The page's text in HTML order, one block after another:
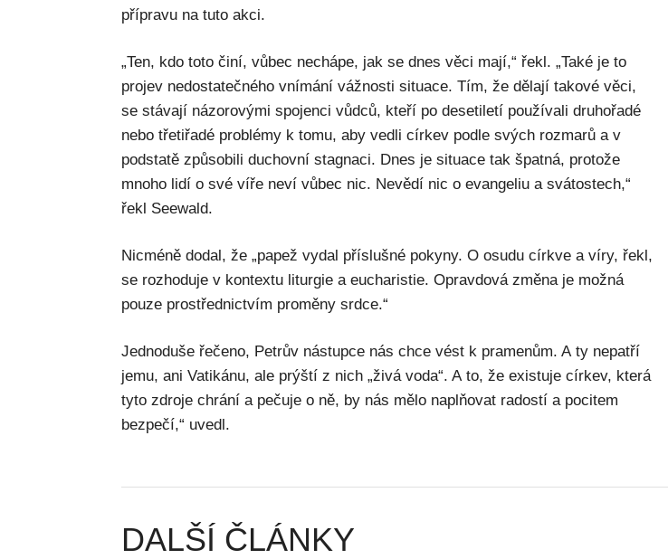
přípravu na tuto akci.
„Ten, kdo toto činí, vůbec nechápe, jak se dnes věci mají,“ řekl. „Také je to
projev nedostatečného vnímání vážnosti situace. Tím, že dělají takové věci,
se stávají názorovými spojenci vůdců, kteří po desetiletí používali druhořadé
nebo třetiřadé problémy k tomu, aby vedli církev podle svých rozmarů a v
podstatě způsobili duchovní stagnaci. Dnes je situace tak špatná, protože
mnoho lidí o své víře neví vůbec nic. Nevědí nic o evangeliu a svátostech,“
řekl Seewald.
Nicméně dodal, že „papež vydal příslušné pokyny. O osudu církve a víry, řekl,
se rozhoduje v kontextu liturgie a eucharistie. Opravdová změna je možná
pouze prostřednictvím proměny srdce.“
Jednoduše řečeno, Petrův nástupce nás chce vést k pramenům. A ty nepatří
jemu, ani Vatikánu, ale prýští z nich „živá voda“. A to, že existuje církev, která
tyto zdroje chrání a pečuje o ně, by nás mělo naplňovat radostí a pocitem
bezpečí,“ uvedl.
DALŠÍ ČLÁNKY